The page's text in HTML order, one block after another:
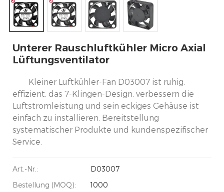
Unterer Rauschluftkühler Micro Axial
Lüftungsventilator
Kleiner Luftkühler-Fan D03007 ist ruhig,
effizient, das 7-Klingen-Design, verbessern die
Luftstromleistung und sein eckiges Gehäuse ist
einfach zu installieren. Bereitstellung
systematischer Produkte und kundenspezifischer
Service.
Art.-Nr.:
D03007
Bestellung (MOQ):
1000